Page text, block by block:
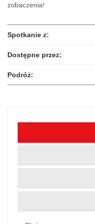
zobaczenia!
Spotkanie z:
Dostępne przez:
Podróż: